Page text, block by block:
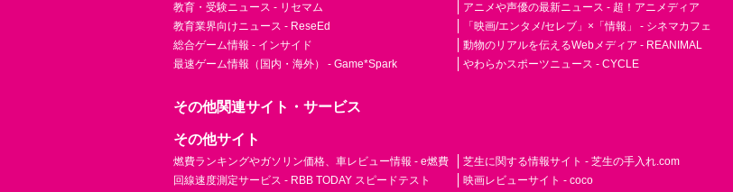
教育・受験ニュース - リセマム
教育業界向けニュース - ReseEd
総合ゲーム情報 - インサイド
最速ゲーム情報（国内・海外） - Game*Spark
アニメや声優の最新ニュース - 超！アニメディア
「映画/エンタメ/セレブ」×「情報」 - シネマカフェ
動物のリアルを伝えるWebメディア - REANIMAL
やわらかスポーツニュース - CYCLE
その他関連サイト・サービス
その他サイト
燃費ランキングやガソリン価格、車レビュー情報 - e燃費
回線速度測定サービス - RBB TODAY スピードテスト
芝生に関する情報サイト - 芝生の手入れ.com
映画レビューサイト - coco